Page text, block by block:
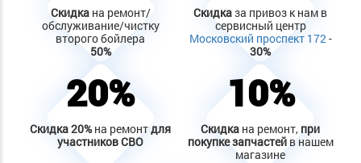
Скидкана ремонт/
обслуживание/чистку
второго бойлера
50%
Скидказа привоз к нам в
сервисный центр
Московский проспект 172-
30%
20%
Скидка20%на ремонтдля
участников СВО
10%
Скидка на ремонт, при
покупке запчастейв нашем
магазине